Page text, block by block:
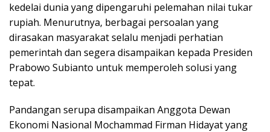
kedelai dunia yang dipengaruhi pelemahan nilai tukar
rupiah. Menurutnya, berbagai persoalan yang
dirasakan masyarakat selalu menjadi perhatian
pemerintah dan segera disampaikan kepada Presiden
Prabowo Subianto untuk memperoleh solusi yang
tepat.
Pandangan serupa disampaikan Anggota Dewan
Ekonomi Nasional Mochammad Firman Hidayat yang